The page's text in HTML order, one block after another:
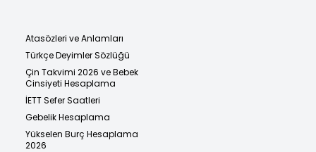
Atasözleri ve Anlamları
Türkçe Deyimler Sözlüğü
Çin Takvimi 2026 ve Bebek
Cinsiyeti Hesaplama
İETT Sefer Saatleri
Gebelik Hesaplama
Yükselen Burç Hesaplama
2026